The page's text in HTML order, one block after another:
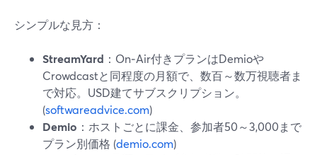
シンプルな見方：
StreamYard ：On‑Air付きプランはDemioや
Crowdcastと同程度の月額で、数百～数万視聴者ま
で対応。USD建てサブスクリプション。
(softwareadvice.com)
Demio ：ホストごとに課金、参加者50～3,000まで
プラン別価格 (demio.com)